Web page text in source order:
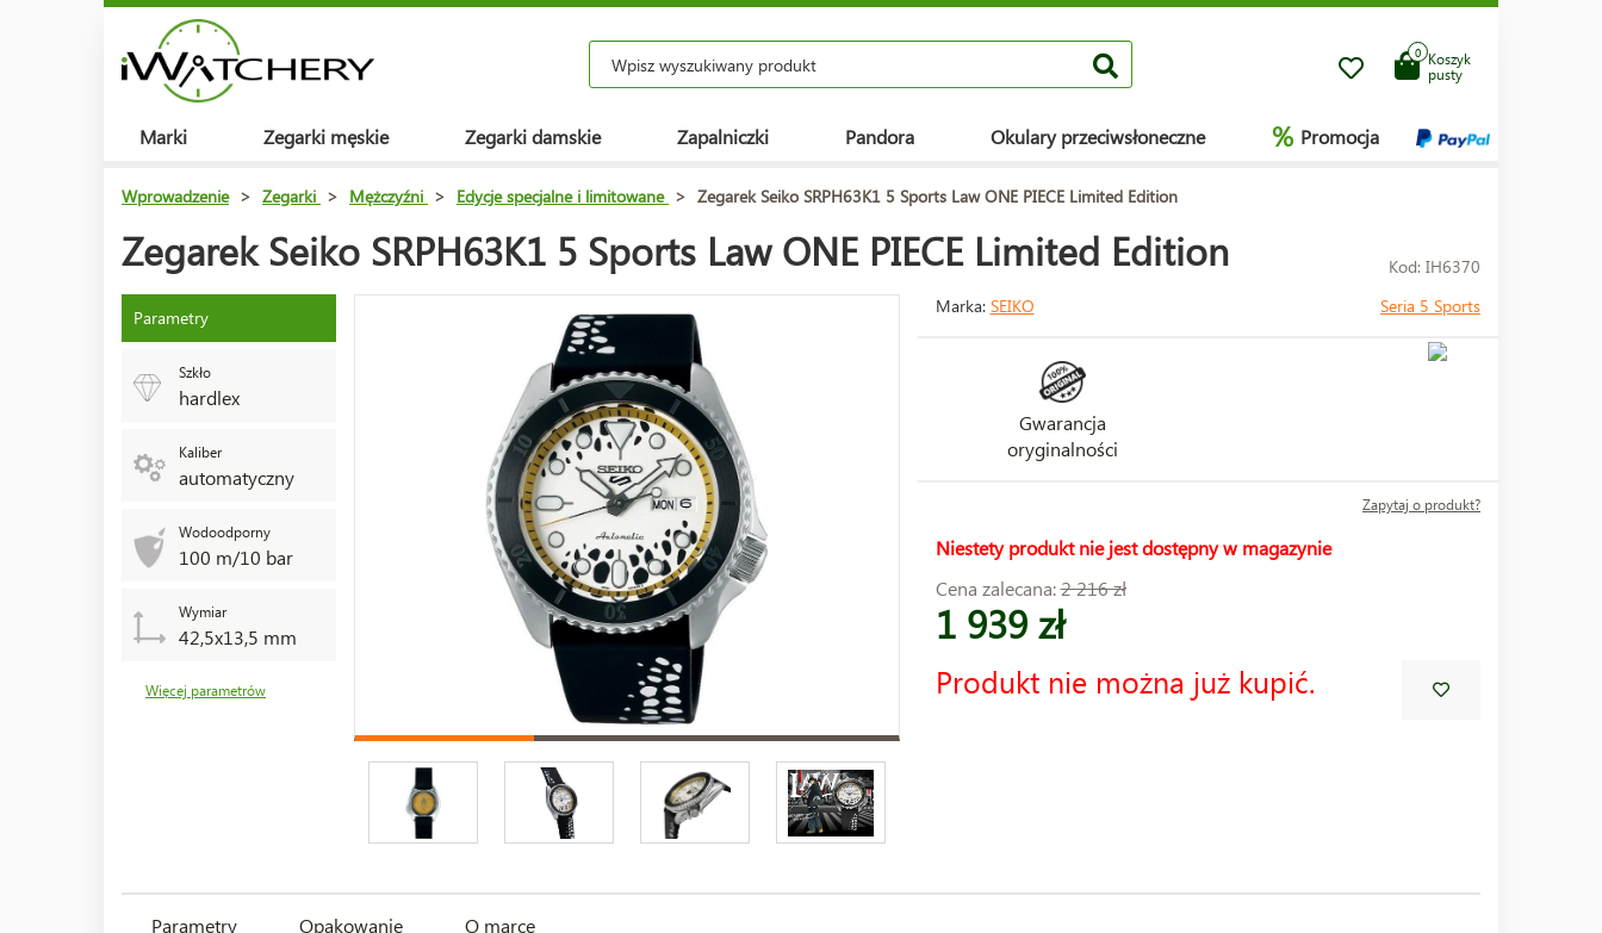
Koszyk
pusty
0
Marki Zegarki męskie Zegarki damskie Zapalniczki Pandora Okulary przeciwsłoneczne % Promocja
Wprowadzenie > Zegarki > Mężczyźni > Edycje specjalne i limitowane > Zegarek Seiko SRPH63K1 5 Sports Law ONE PIECE Limited Edition
Zegarek Seiko SRPH63K1 5 Sports Law ONE PIECE Limited Edition Kod: IH6370
Parametry
Szkło
hardlex
Kaliber
automatyczny
Wodoodporny
100 m/10 bar
Wymiar
42,5x13,5 mm
Więcej parametrów
Marka: SEIKO Seria 5 Sports
Gwarancja
oryginalności
Zapytaj o produkt?
Niestety produkt nie jest dostępny w magazynie
Cena zalecana:2 216 zł
1 939 zł
Produkt nie można już kupić.
Parametry Opakowanie O marce